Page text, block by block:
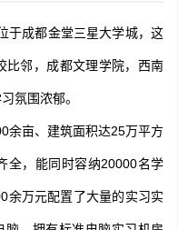
成都金堂三星大学城，这
比邻，成都文理学院，西南
氛围浓郁。
余亩、建筑面积达25万平方
全，能同时容纳20000名学
余万元配置了大量的实习实